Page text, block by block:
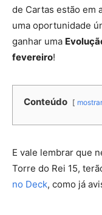
de Cartas estão em
uma oportunidade
ganhar uma
fevereiro!
Conteúdo mostrar
E vale lembrar que
Torre do Rei 15,
no Deck, como já